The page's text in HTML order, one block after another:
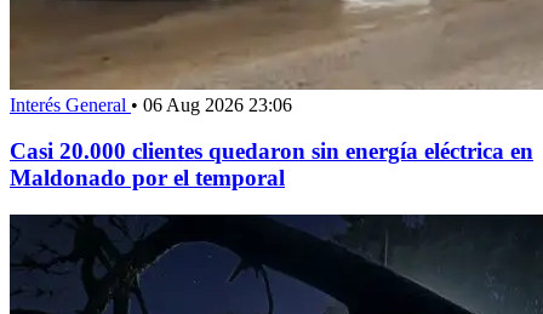
Interés General • 06 Aug 2026 23:06
Casi 20.000 clientes quedaron sin energía eléctrica en
Maldonado por el temporal